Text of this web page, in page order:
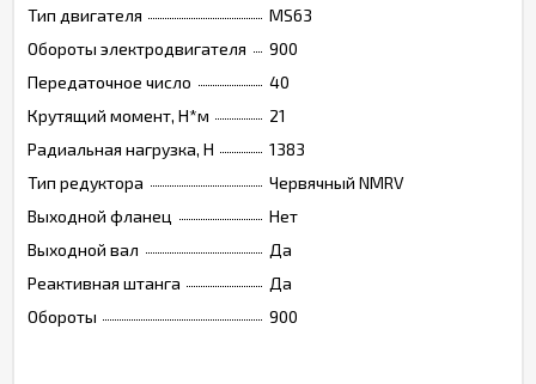
Тип двигателя
MS63
Обороты электродвигателя
900
Передаточное число
40
Крутящий момент, Н*м
21
Радиальная нагрузка, Н
1383
Тип редуктора
Червячный NMRV
Выходной фланец
Нет
Выходной вал
Да
Реактивная штанга
Да
Обороты
900